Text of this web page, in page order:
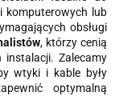
komputerowych lub
obsługi
, którzy cenią
instalacji. Zalecamy
wtyki i kable były
optymalną